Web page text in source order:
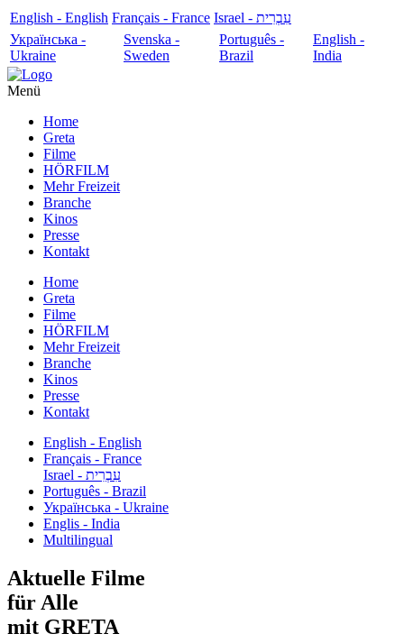
English - English Français - France
עִבְרִית - Israel
Українська -
Ukraine
Svenska -
Sweden
Português -
Brazil
English -
India
Menü
Home
Greta
Filme
HÖRFILM
Mehr Freizeit
Branche
Kinos
Presse
Kontakt
Home
Greta
Filme
HÖRFILM
Mehr Freizeit
Branche
Kinos
Presse
Kontakt
English - English
Français - France
עִבְרִית - Israel
Português - Brazil
Українська - Ukraine
Englis - India
Multilingual
Aktuelle Filme
für Alle
mit GRETA